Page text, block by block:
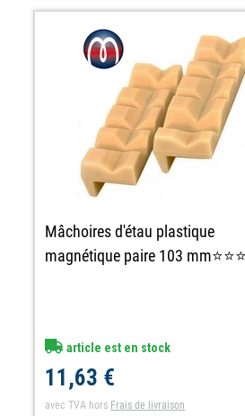
Mâchoires d'étau plastique
magnétique paire 103
article est en stock
11,63 €
avec TVA hors Frais de livraison